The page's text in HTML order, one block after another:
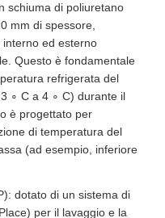
schiuma di poliuretano
mm di spessore,
ed esterno
Questo è fondamentale
refrigerata del
∘ C a 4 ∘ C) durante il
è progettato per
di temperatura del
(ad esempio, inferiore
dotato di un sistema di
per il lavaggio e la